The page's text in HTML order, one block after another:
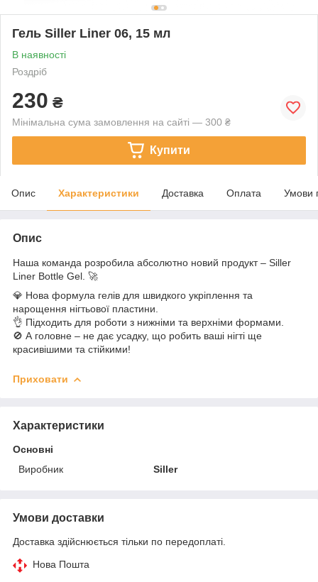
Гель Siller Liner 06, 15 мл
В наявності
Роздріб
230 ₴
Мінімальна сума замовлення на сайті — 300 ₴
Купити
Опис Характеристики Доставка Оплата Умови
Опис
Наша команда розробила абсолютно новий продукт – Siller
Liner Bottle Gel. 🚀
💎 Нова формула гелів для швидкого укріплення та
нарощення нігтьової пластини.
👌 Підходить для роботи з нижніми та верхніми формами.
🚫 А головне – не дає усадку, що робить ваші нігті ще
красивішими та стійкими!
Приховати
Характеристики
Основні
Виробник
Siller
Умови доставки
Доставка здійснюється тільки по передоплаті.
Нова Пошта